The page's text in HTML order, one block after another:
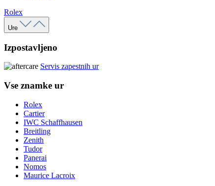
Rolex
Ure
Izpostavljeno
Servis zapestnih ur
Vse znamke ur
Rolex
Cartier
IWC Schaffhausen
Breitling
Zenith
Tudor
Panerai
Nomos
Maurice Lacroix